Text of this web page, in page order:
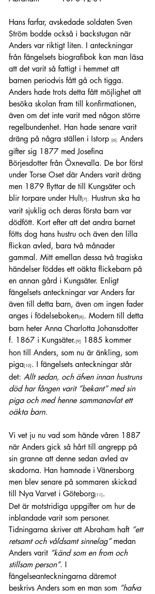
Hans farfar, avskedade soldaten Sven
Ström bodde också i backstugan när
Anders var riktigt liten. I anteckningar
från fängelsets biografibok kan man läsa
att det varit så fattigt i hemmet att
barnen periodvis fått gå och tigga.
Anders hade trots detta fått möjlighet att
besöka skolan fram till konfirmationen,
även om det inte varit med någon större
regelbundenhet. Han hade senare varit
dräng på några ställen i Istorp [6]. Anders
gifter sig 1877 med Josefina
Börjesdotter från Öxnevalla. De bor först
under Torse Oset där Anders varit dräng
men 1879 flyttar de till Kungsäter och
blir torpare under Hult[7].. Hustrun ska ha
varit sjuklig och deras första barn var
dödfött. Kort efter att det andra barnet
fötts dog hans hustru och även den lilla
flickan avled, bara två månader
gammal. Mitt emellan dessa två tragiska
händelser föddes ett oäkta flickebarn på
en annan gård i Kungsäter. Enligt
fängelsets anteckningar var Anders far
även till detta barn, även om ingen fader
anges i födelseboken[8] . Modern till detta
barn heter Anna Charlotta Johansdotter
f. 1867 i Kungsäter.[9]
1885 kommer
hon till Anders, som nu är änkling, som
piga[10] . I fängelsets anteckningar står
det: Allt sedan, och äfven innan hustruns
död har fången varit ”bekant” med sin
piga och med henne sammanavlat ett
oäkta barn.
Vi vet ju nu vad som hände våren 1887
när Anders gick så hårt till angrepp på
sin granne att denne sedan avled av
skadorna. Han hamnade i Vänersborg
men blev senare på sommaren skickad
till Nya Varvet i Göteborg[11] .
Det är motstridiga uppgifter om hur de
inblandade varit som personer.
Tidningarna skriver att Abraham haft ”ett
retsamt och våldsamt sinnelag” medan
Anders varit ”känd som en from och
stillsam person”. I
fängelseanteckningarna däremot
beskrivs Anders som en man som ”hafva